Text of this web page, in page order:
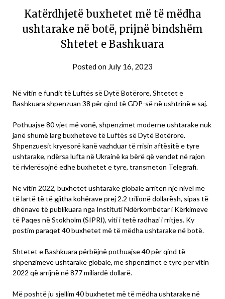
Katërdhjetë buxhetet më të mëdha
ushtarake në botë, prijnë bindshëm
Shtetet e Bashkuara
Posted on July 16, 2023
Në vitin e fundit të Luftës së Dytë Botërore, Shtetet e
Bashkuara shpenzuan 38 për qind të GDP-së në ushtrinë e saj.
Pothuajse 80 vjet më vonë, shpenzimet moderne ushtarake nuk
janë shumë larg buxheteve të Luftës së Dytë Botërore.
Shpenzuesit kryesorë kanë vazhduar të rrisin aftësitë e tyre
ushtarake, ndërsa lufta në Ukrainë ka bërë që vendet në rajon
të rivlerësojnë edhe buxhetet e tyre, transmeton Telegrafi.
Në vitin 2022, buxhetet ushtarake globale arritën një nivel më
të lartë të të gjitha kohërave prej 2.2 trilionë dollarësh, sipas të
dhënave të publikuara nga Instituti Ndërkombëtar i Kërkimeve
të Paqes në Stokholm (SIPRI), viti i tetë radhazi i rritjes. Ky
postim paraqet 40 buxhetet më të mëdha ushtarake në botë.
Shtetet e Bashkuara përbëjnë pothuajse 40 për qind të
shpenzimeve ushtarake globale, me shpenzimet e tyre për vitin
2022 që arrijnë në 877 miliardë dollarë.
Më poshtë ju sjellim 40 buxhetet më të mëdha ushtarake në